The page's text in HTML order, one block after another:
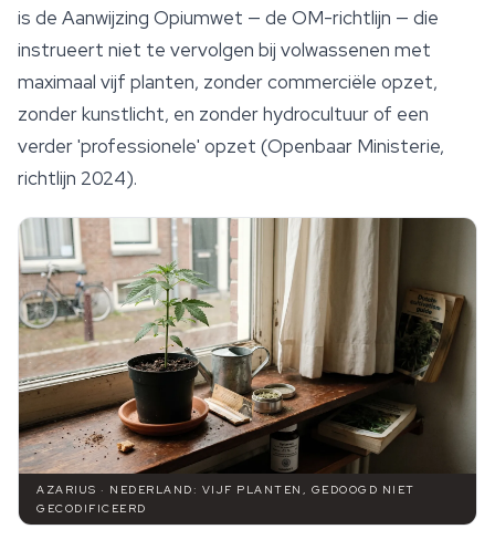
is de Aanwijzing Opiumwet — de OM-richtlijn — die
instrueert niet te vervolgen bij volwassenen met
maximaal vijf planten, zonder commerciële opzet,
zonder kunstlicht, en zonder hydrocultuur of een
verder 'professionele' opzet (Openbaar Ministerie,
richtlijn 2024).
AZARIUS · NEDERLAND: VIJF PLANTEN, GEDOOGD NIET
GECODIFICEERD